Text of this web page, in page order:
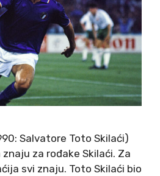
Salvatore Toto Skilaći)
za rođake Skilaći. Za
svi znaju. Toto Skilaći bio